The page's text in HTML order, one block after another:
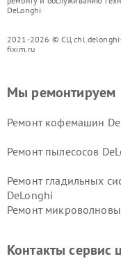
DeLonghi
2021-2026 © СЦ
fixim.ru
Мы ремонтируем
Ремонт кофемашин
Ремонт пылесосов
Ремонт гладильных
DeLonghi
Ремонт
DeLonghi
Контакты сервис